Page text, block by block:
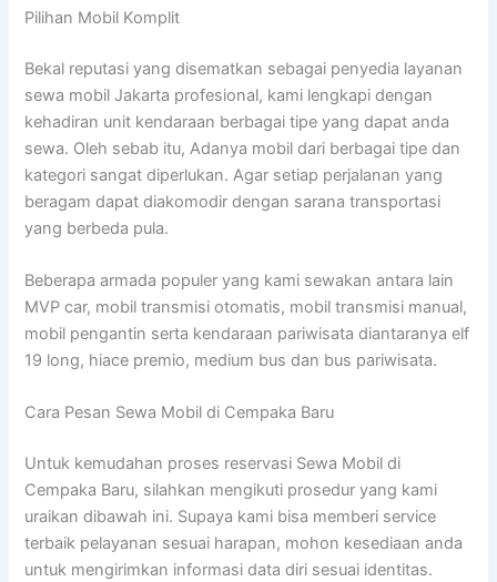
Pilihan Mobil Komplit
Bekal reputasi yang disematkan sebagai penyedia layanan
sewa mobil Jakarta profesional, kami lengkapi dengan
kehadiran unit kendaraan berbagai tipe yang dapat anda
sewa. Oleh sebab itu, Adanya mobil dari berbagai tipe dan
kategori sangat diperlukan. Agar setiap perjalanan yang
beragam dapat diakomodir dengan sarana transportasi
yang berbeda pula.
Beberapa armada populer yang kami sewakan antara lain
MVP car, mobil transmisi otomatis, mobil transmisi manual,
mobil pengantin serta kendaraan pariwisata diantaranya elf
19 long, hiace premio, medium bus dan bus pariwisata.
Cara Pesan Sewa Mobil di Cempaka Baru
Untuk kemudahan proses reservasi Sewa Mobil di
Cempaka Baru, silahkan mengikuti prosedur yang kami
uraikan dibawah ini. Supaya kami bisa memberi service
terbaik pelayanan sesuai harapan, mohon kesediaan anda
untuk mengirimkan informasi data diri sesuai identitas.